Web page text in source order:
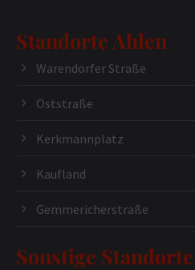
Standorte Ahlen
Warendorfer Straße
Oststraße
Kerkmannplatz
Kaufland
Gemmericherstraße
Sonstige Standorte